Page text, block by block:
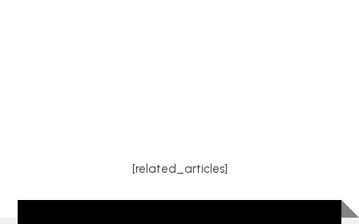
[related_articles]